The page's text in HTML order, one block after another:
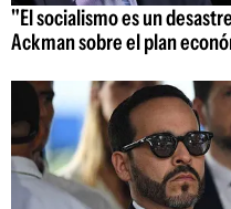
"El socialismo es un
Ackman sobre el plan